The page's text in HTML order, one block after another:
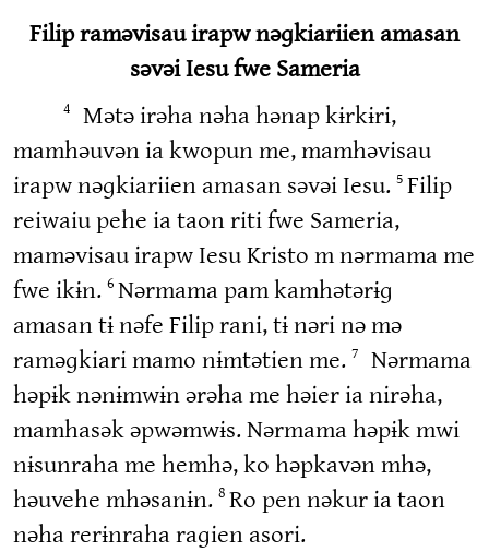
Filip raməvisau irapw nəɡkiariien amasan
səvəi Iesu fwe Sameria
4
Mətə irəha nəha hənap kɨrkɨri,
mamhəuvən ia kwopun me, mamhəvisau
irapw nəɡkiariien amasan səvəi Iesu. 5 Filip
reiwaiu pehe ia taon riti fwe Sameria,
maməvisau irapw Iesu Kristo m nərmama me
fwe ikɨn. 6 Nərmama pam kamhətərɨɡ
amasan tɨ nəfe Filip rani, tɨ nəri nə mə
raməɡkiari mamo nɨmtətien me. 7
Nərmama
həpɨk nənɨmwɨn ərəha me həier ia nirəha,
mamhasək əpwəmwɨs. Nərmama həpɨk mwi
nɨsunraha me hemhə, ko həpkavən mhə,
həuvehe mhəsanɨn. 8 Ro pen nəkur ia taon
nəha rerɨnraha raɡien asori.